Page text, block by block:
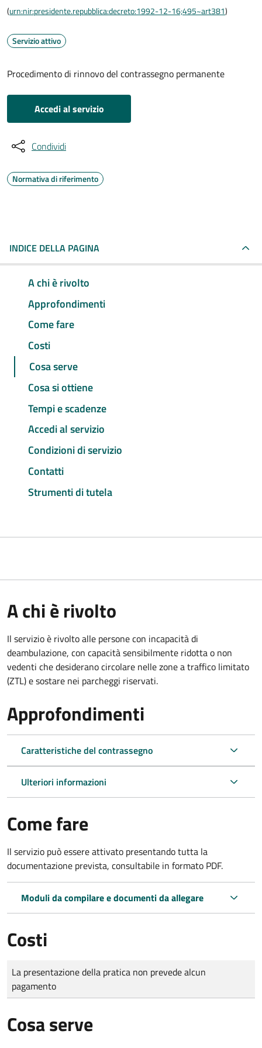
(urn:nir:presidente.repubblica:decreto:1992-12-16;495~art381)
Servizio attivo
Procedimento di rinnovo del contrassegno permanente
Accedi al servizio
Condividi
Normativa di riferimento
INDICE DELLA PAGINA
A chi è rivolto
Approfondimenti
Come fare
Costi
Cosa serve
Cosa si ottiene
Tempi e scadenze
Accedi al servizio
Condizioni di servizio
Contatti
Strumenti di tutela
A chi è rivolto
Il servizio è rivolto alle persone con incapacità di
deambulazione, con capacità sensibilmente ridotta o non
vedenti che desiderano circolare nelle zone a traffico limitato
(ZTL) e sostare nei parcheggi riservati.
Approfondimenti
Caratteristiche del contrassegno
Ulteriori informazioni
Come fare
Il servizio può essere attivato presentando tutta la
documentazione prevista, consultabile in formato PDF.
Moduli da compilare e documenti da allegare
Costi
Tipo di pagamento
Importo
La presentazione della pratica non prevede alcun
pagamento
Cosa serve